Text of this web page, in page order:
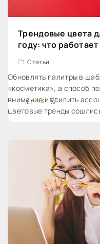
Трендовые цвета
году: что
Статьи
Обновлять палитры в
«косметика», а способ
внимание и усилить
цветовые тренды
+3